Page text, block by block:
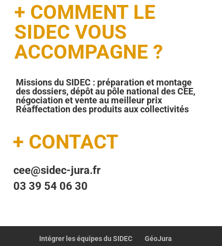
+ COMMENT LE
SIDEC VOUS
ACCOMPAGNE ?
Missions du SIDEC : préparation et montage
des dossiers, dépôt au pôle national des CEE,
négociation et vente au meilleur prix
Réaffectation des produits aux collectivités
+ CONTACT
cee@sidec-jura.fr
03 39 54 06 30
Intégrer les équipes du SIDEC
GéoJura